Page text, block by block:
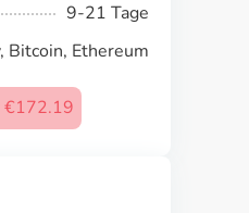
9-21 Tage
Bitcoin, Ethereum
€172.19